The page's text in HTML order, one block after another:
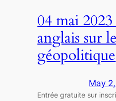
04 mai
anglais sur
géopolitique
May
Entrée gratuite sur